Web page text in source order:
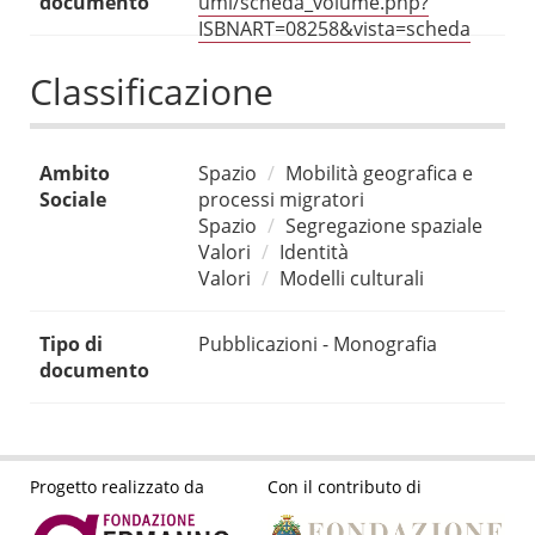
ISBNART=08258&vista=scheda
Classificazione
Ambito
Sociale
Spazio
Mobilità geografica e
processi migratori
Spazio
Segregazione spaziale
Valori
Identità
Valori
Modelli culturali
Tipo di
documento
Pubblicazioni - Monografia
Progetto realizzato da Con il contributo di